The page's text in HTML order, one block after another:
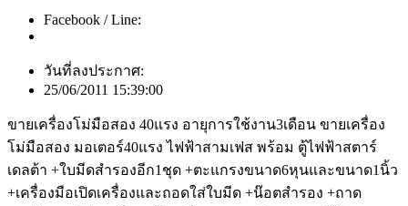
Facebook / Line:
วันที่ลงประกาศ:
25/06/2011 15:39:00
ขายเครื่องโม่มือสอง 40แรง อายุการใช้งาน3เดือน ขายเครื่อง
โม่มือสอง มอเตอร์40แรง ไฟฟ้าสามเฟส พร้อม ตู้ไฟฟ้าสตาร์
เดลต้า +ใบมีดสำรองอีก1ชุด +ตะแกรงขนาด6หุนและขนาด1นิ้ว
+เครื่องมือเปิดเครื่องและถอดใส่ใบมีด +น๊อตสำรอง +ถาด